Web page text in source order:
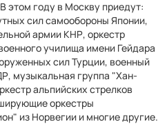
этом году в Москву приедут:
сил самообороны Японии,
армии КНР, оркестр
училища имени Гейдара
сил Турции, военный
музыкальная группа "Хан-
альпийских стрелков
оркестры
из Норвегии и многие другие.